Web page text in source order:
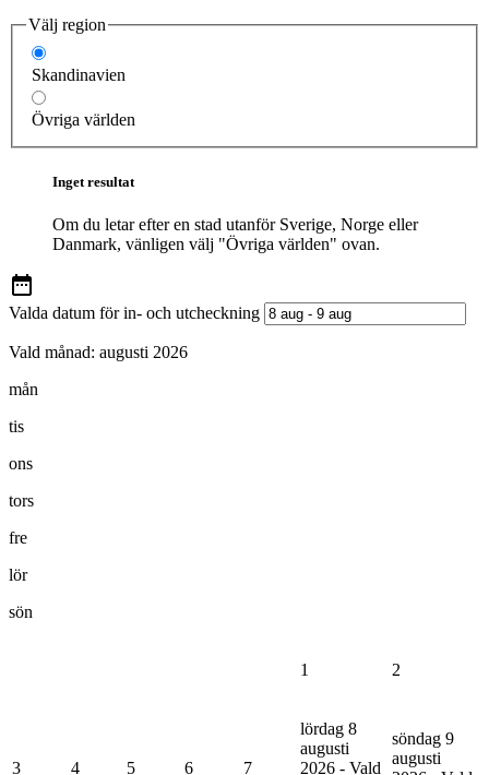
Välj region
Skandinavien
Övriga världen
Inget resultat
Om du letar efter en stad utanför Sverige, Norge eller
Danmark, vänligen välj "Övriga världen" ovan.
Valda datum för in- och utcheckning
Vald månad: augusti 2026
mån
tis
ons
tors
fre
lör
sön
1 2
3 4 5 6 7
lördag 8
augusti
2026 - Vald
söndag 9
augusti